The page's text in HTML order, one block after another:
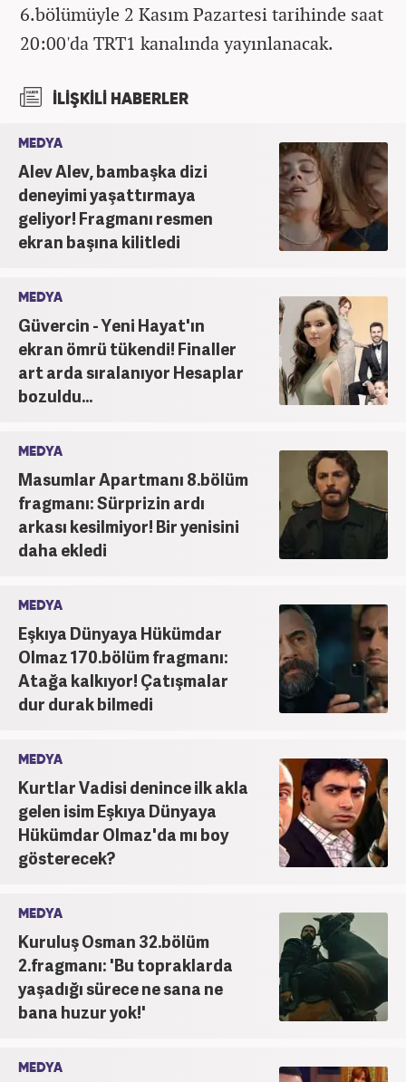
6.bölümüyle 2 Kasım Pazartesi tarihinde saat
20:00'da TRT1 kanalında yayınlanacak.
İLİŞKİLİ HABERLER
MEDYA
Alev Alev, bambaşka dizi
deneyimi yaşattırmaya
geliyor! Fragmanı resmen
ekran başına kilitledi
MEDYA
Güvercin - Yeni Hayat'ın
ekran ömrü tükendi! Finaller
art arda sıralanıyor Hesaplar
bozuldu...
MEDYA
Masumlar Apartmanı 8.bölüm
fragmanı: Sürprizin ardı
arkası kesilmiyor! Bir yenisini
daha ekledi
MEDYA
Eşkıya Dünyaya Hükümdar
Olmaz 170.bölüm fragmanı:
Atağa kalkıyor! Çatışmalar
dur durak bilmedi
MEDYA
Kurtlar Vadisi denince ilk akla
gelen isim Eşkıya Dünyaya
Hükümdar Olmaz'da mı boy
gösterecek?
MEDYA
Kuruluş Osman 32.bölüm
2.fragmanı: 'Bu topraklarda
yaşadığı sürece ne sana ne
bana huzur yok!'
MEDYA